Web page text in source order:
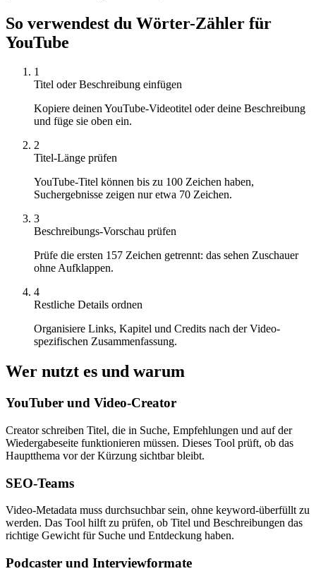
So verwendest du Wörter-Zähler für
YouTube
1
Titel oder Beschreibung einfügen
Kopiere deinen YouTube-Videotitel oder deine Beschreibung
und füge sie oben ein.
2
Titel-Länge prüfen
YouTube-Titel können bis zu 100 Zeichen haben,
Suchergebnisse zeigen nur etwa 70 Zeichen.
3
Beschreibungs-Vorschau prüfen
Prüfe die ersten 157 Zeichen getrennt: das sehen Zuschauer
ohne Aufklappen.
4
Restliche Details ordnen
Organisiere Links, Kapitel und Credits nach der Video-
spezifischen Zusammenfassung.
Wer nutzt es und warum
YouTuber und Video-Creator
Creator schreiben Titel, die in Suche, Empfehlungen und auf der
Wiedergabeseite funktionieren müssen. Dieses Tool prüft, ob das
Hauptthema vor der Kürzung sichtbar bleibt.
SEO-Teams
Video-Metadata muss durchsuchbar sein, ohne keyword-überfüllt zu
werden. Das Tool hilft zu prüfen, ob Titel und Beschreibungen das
richtige Gewicht für Suche und Entdeckung haben.
Podcaster und Interviewformate